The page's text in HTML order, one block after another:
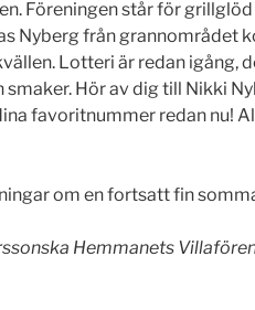
Föreningen står för
Nyberg från grannområdet
Lotteri är redan igång,
smaker. Hör av dig till Nikki
favoritnummer redan nu!
om en fortsatt fin
Hemmanets